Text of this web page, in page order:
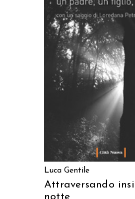
AGGIUNGI AL
Luca Gentile
Attraversando
notte